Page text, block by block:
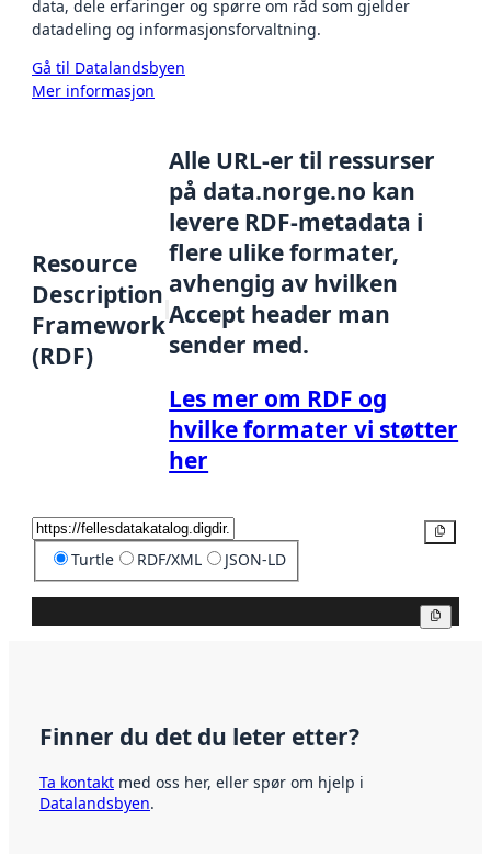
data, dele erfaringer og spørre om råd som gjelder
datadeling og informasjonsforvaltning.
Gå til Datalandsbyen
Mer informasjon
Resource
Description
Framework
(RDF)
Alle URL-er til ressurser
på data.norge.no kan
levere RDF-metadata i
flere ulike formater,
avhengig av hvilken
Accept header man
sender med.
Les mer om RDF og
hvilke formater vi støtter
her
Turtle RDF/XML JSON-LD
Finner du det du leter etter?
Ta kontakt med oss her, eller spør om hjelp i
Datalandsbyen.